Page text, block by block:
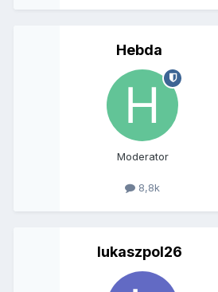
Hebda
Moderator
8,8k
lukaszpol26